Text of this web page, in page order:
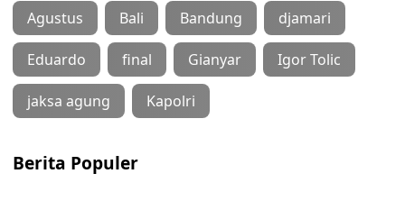
Agustus Bali Bandung djamari
Eduardo final Gianyar Igor Tolic
jaksa agung Kapolri
Berita Populer